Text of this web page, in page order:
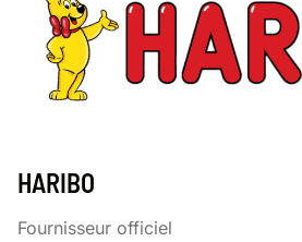
HARIBO
Fournisseur officiel